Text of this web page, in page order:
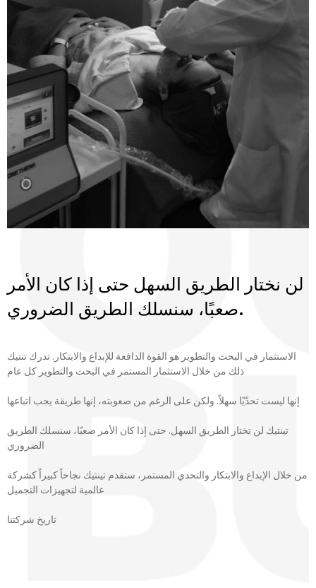
لن نختار الطريق السهل حتى إذا كان الأمر
صعبًا، سنسلك الطريق الضروري.
الاستثمار في البحث والتطوير هو القوة الدافعة للإبداع والابتكار. تدرك تنتيك
ذلك من خلال الاستثمار المستمر في البحث والتطوير كل عام
إنها ليست تحدّيًا سهلاً. ولكن على الرغم من صعوبته، إنها طريقة يجب اتباعها
تينتيك لن تختار الطريق السهل. حتى إذا كان الأمر صعبًا، سنسلك الطريق
الضروري
من خلال الإبداع والابتكار والتحدي المستمر، ستقدم تينتيك نجاحاً كبيراً كشركة
عالمية لتجهيزات التجميل
تاريخ شركتنا